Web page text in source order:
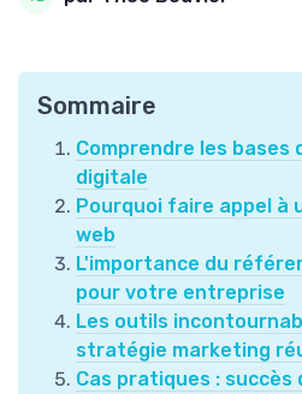
Sommaire
Comprendre les
digitale
Pourquoi faire appel à
web
L'importance du
pour votre entreprise
Les outils
stratégie marketing
Cas pratiques :